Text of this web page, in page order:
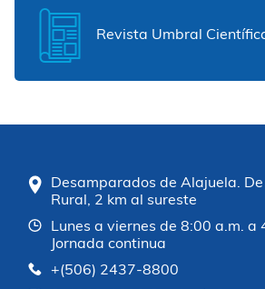
Revista Umbral
Desamparados de Alajuela.
Rural, 2 km al sureste
Lunes a viernes de 8:00 a.m. a
Jornada continua
+(506) 2437-8800